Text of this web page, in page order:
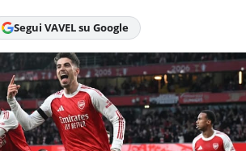
Termini
Chi siamo
Segui VAVEL su Google